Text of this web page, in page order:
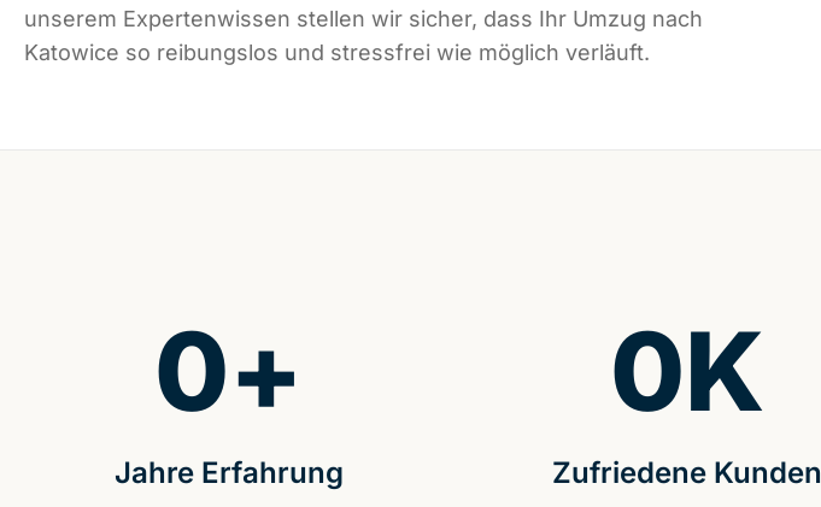
unserem Expertenwissen stellen wir sicher, dass Ihr Umzug nach
Katowice so reibungslos und stressfrei wie möglich verläuft.
Jahre Erfahrung
0+
Zufriedene Kunden
0K